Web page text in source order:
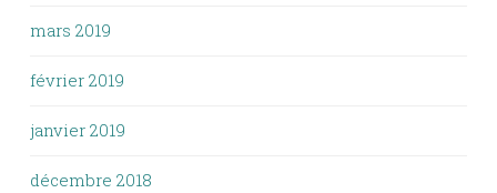
mars 2019
février 2019
janvier 2019
décembre 2018